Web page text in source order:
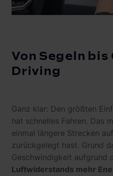
Von Segeln bis
Driving
Ganz klar: Den größten
hat schnelles Fahren. Das
einmal längere Strecken
zurückgelegt hast. Grund
Geschwindigkeit aufgrund
Luftwiderstands mehr